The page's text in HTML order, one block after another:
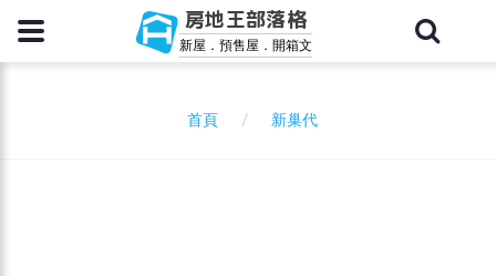
房地王部落格
新屋．預售屋．開箱文
首頁 新巢代